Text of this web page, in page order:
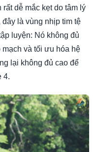
dễ mắc kẹt do tâm lý
là vùng nhịp tim tệ
luyện: Nó không đủ
và tối ưu hóa hệ
lại không đủ cao để
4.